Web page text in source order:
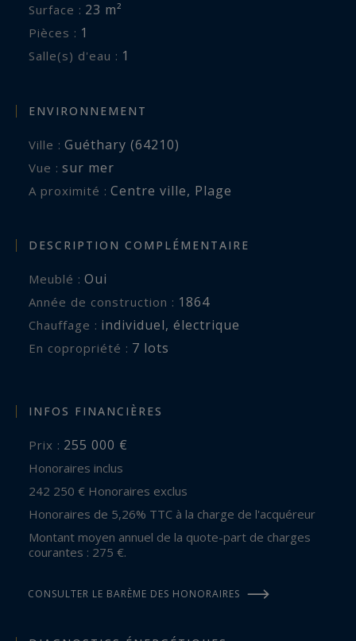
Surface : 23 m²
Pièces : 1
Salle(s) d'eau : 1
ENVIRONNEMENT
Ville : Guéthary (64210)
Vue : sur mer
A proximité : Centre ville, Plage
DESCRIPTION COMPLÉMENTAIRE
Meublé : Oui
Année de construction : 1864
Chauffage : individuel, électrique
En copropriété : 7 lots
INFOS FINANCIÈRES
Prix : 255 000 €
Honoraires inclus
242 250 € Honoraires exclus
Honoraires de 5,26% TTC à la charge de l'acquéreur
Montant moyen annuel de la quote-part de charges
courantes : 275 €.
CONSULTER LE BARÈME DES HONORAIRES